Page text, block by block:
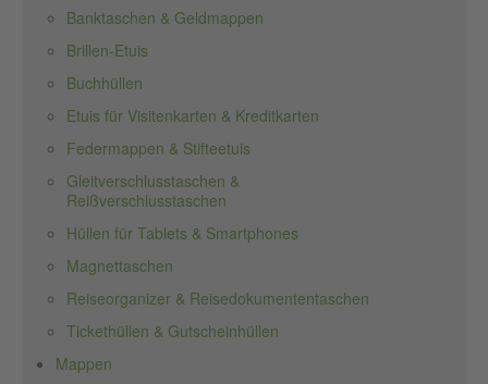
Banktaschen & Geldmappen
Brillen-Etuis
Buchhüllen
Etuis für Visitenkarten & Kreditkarten
Federmappen & Stifteetuis
Gleitverschlusstaschen &
Reißverschlusstaschen
Hüllen für Tablets & Smartphones
Magnettaschen
Reiseorganizer & Reisedokumententaschen
Tickethüllen & Gutscheinhüllen
Mappen